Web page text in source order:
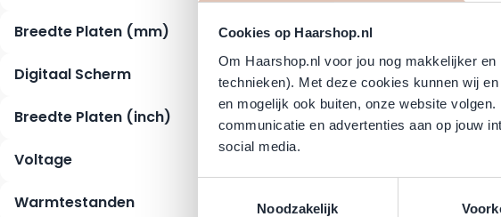
Cookies op Haarshop.nl
Om Haarshop.nl voor jou nog makkelijker
technieken). Met deze cookies kunnen wij
en mogelijk ook buiten, onze website
communicatie en advertenties aan op jouw
social media.
Noodzakelijk
Breedte Platen (mm)
Digitaal Scherm
Breedte Platen (inch)
Voltage
Warmtestanden
Max Pro - Steam
€ 123,93(Incl. btw:€ 149,95